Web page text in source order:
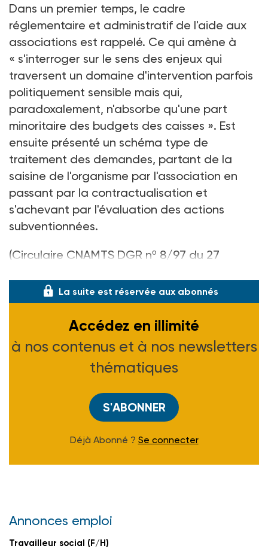
Dans un premier temps, le cadre
réglementaire et administratif de l'aide aux
associations est rappelé. Ce qui amène à
« s'interroger sur le sens des enjeux qui
traversent un domaine d'intervention parfois
politiquement sensible mais qui,
paradoxalement, n'absorbe qu'une part
minoritaire des budgets des caisses ». Est
ensuite présenté un schéma type de
traitement des demandes, partant de la
saisine de l'organisme par l'association en
passant par la contractualisation et
s'achevant par l'évaluation des actions
subventionnées.
(Circulaire CNAMTS DGR nº 8/97 du 27
La suite est réservée aux abonnés
Accédez en illimité
à nos contenus et à nos newsletters
thématiques
S'ABONNER
Déjà Abonné ? Se connecter
Annonces emploi
Travailleur social (F/H)